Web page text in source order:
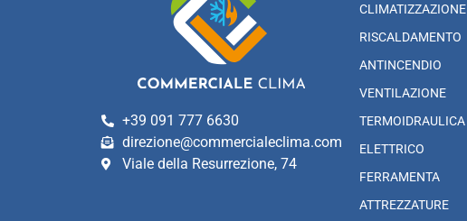
+39 091 777 6630
direzione@commercialeclima.com
Viale della Resurrezione, 74
CLIMATIZZAZIONE
RISCALDAMENTO
ANTINCENDIO
VENTILAZIONE
TERMOIDRAULICA
ELETTRICO
FERRAMENTA
ATTREZZATURE